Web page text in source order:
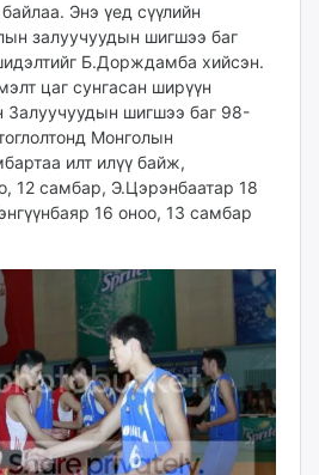
Энэ үед сүүлийн
залуучуудын шигшээ баг
Б.Дорждамба хийсэн.
цаг сунгасан ширүүн
Залуучуудын шигшээ баг 98-
Монголын
илт илүү байж,
12 самбар, Э.Цэрэнбаатар 18
16 оноо, 13 самбар